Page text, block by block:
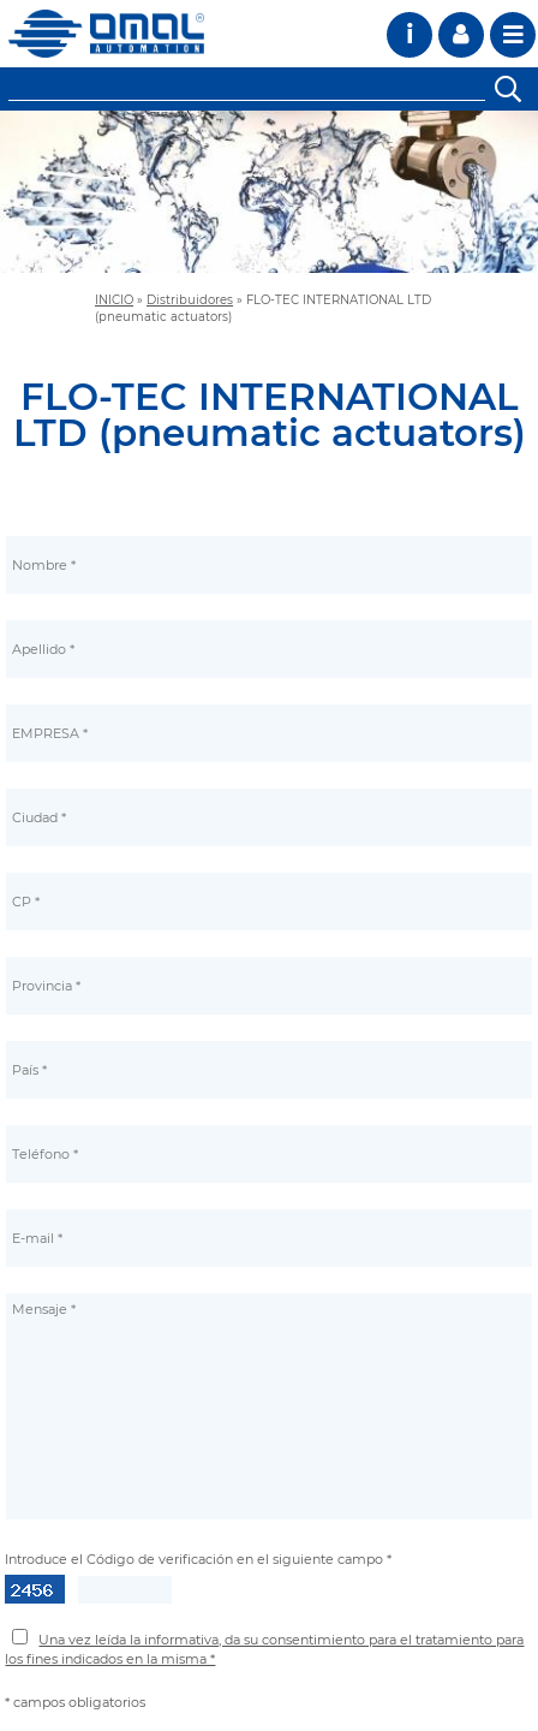
i
INICIO » Distribuidores » FLO-TEC INTERNATIONAL LTD
(pneumatic actuators)
FLO-TEC INTERNATIONAL
LTD (pneumatic actuators)
Introduce el Código de verificación en el siguiente campo *
Una vez leída la informativa, da su consentimiento para el tratamiento para
los fines indicados en la misma *
* campos obligatorios